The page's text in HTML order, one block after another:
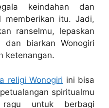
keindahan dan
memberikan itu. Jadi,
ranselmu, lepaskan
dan biarkan Wonogiri
ketenangan.
religi Wonogiri ini bisa
spiritualmu
ragu untuk berbagi